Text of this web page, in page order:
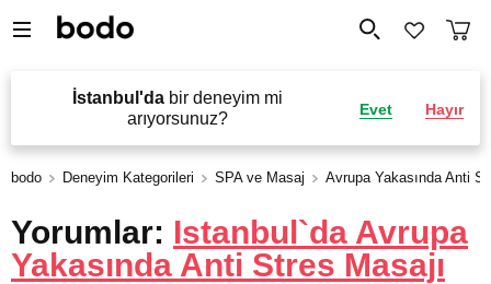
İstanbul'dabir deneyim mi
arıyorsunuz?
Evet Hayır
bodo Deneyim Kategorileri SPA ve Masaj Avrupa Yakasında Anti
Yorumlar: Istanbul`da Avrupa
Yakasında Anti Stres Masajı